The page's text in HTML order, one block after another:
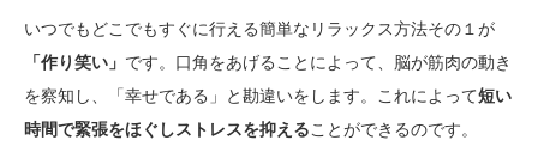
いつでもどこでもすぐに行える簡単なリラックス方法その１が
「作り笑い」 です。口角をあげることによって、脳が筋肉の動き
を察知し、「幸せである」と勘違いをします。これによって短い
時間で緊張をほぐしストレスを抑えることができるのです。